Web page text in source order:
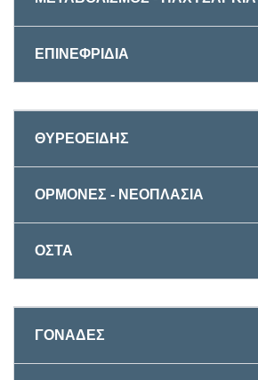
ΕΠΙΝΕΦΡΙΔΙΑ
ΘΥΡΕΟΕΙΔΗΣ
ΟΡΜΟΝΕΣ - ΝΕΟΠΛΑΣΙΑ
ΟΣΤΑ
ΓΟΝΑΔΕΣ